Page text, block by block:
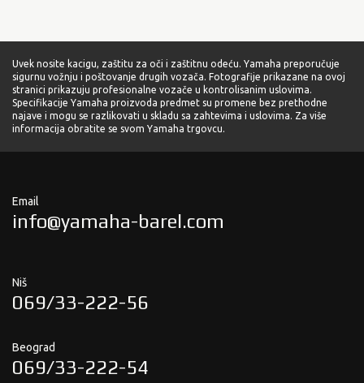
Uvek nosite kacigu, zaštitu za oči i zaštitnu odeću. Yamaha preporučuje
sigurnu vožnju i poštovanje drugih vozača. Fotografije prikazane na ovoj
stranici prikazuju profesionalne vozače u kontrolisanim uslovima.
Specifikacije Yamaha proizvoda predmet su promene bez prethodne
najave i mogu se razlikovati u skladu sa zahtevima i uslovima. Za više
informacija obratite se svom Yamaha trgovcu.
Email
info@yamaha-barel.com
Niš
069/33-222-56
Beograd
069/33-222-54